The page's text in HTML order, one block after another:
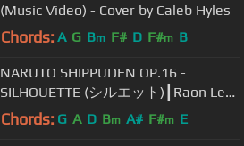
(Music Video) - Cover by Caleb Hyles
Chords: A G Bm F# D F#m B
NARUTO SHIPPUDEN OP.16 -
SILHOUETTE (シルエット)┃Raon Lee
& PelleK
Chords: G A D Bm A# F#m E